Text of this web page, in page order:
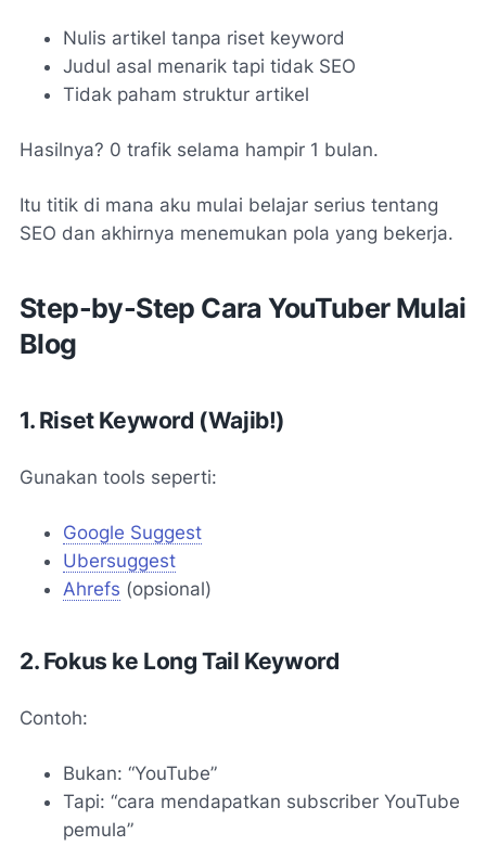
Nulis artikel tanpa riset keyword
Judul asal menarik tapi tidak SEO
Tidak paham struktur artikel
Hasilnya? 0 trafik selama hampir 1 bulan.
Itu titik di mana aku mulai belajar serius tentang
SEO dan akhirnya menemukan pola yang bekerja.
Step-by-Step Cara YouTuber Mulai
Blog
1. Riset Keyword (Wajib!)
Gunakan tools seperti:
Google Suggest
Ubersuggest
Ahrefs (opsional)
2. Fokus ke Long Tail Keyword
Contoh:
Bukan: “YouTube”
Tapi: “cara mendapatkan subscriber YouTube
pemula”